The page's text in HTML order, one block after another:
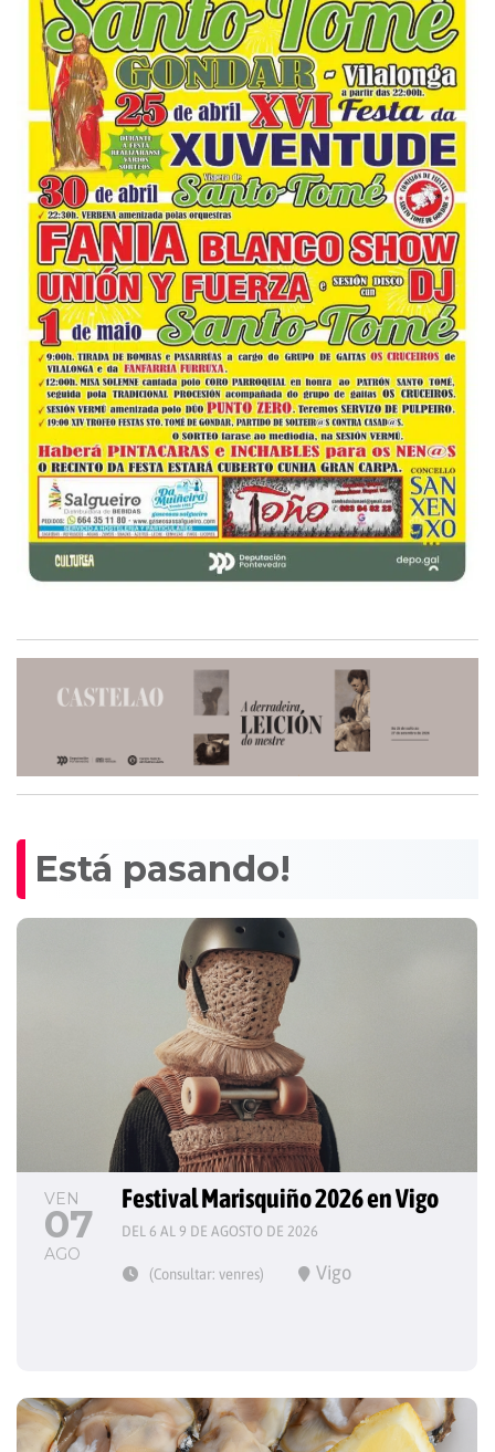
Está pasando!
VEN
07
AGO
Festival Marisquiño 2026 en Vigo
DEL 6 AL 9 DE AGOSTO DE 2026
(Consultar: venres) Vigo